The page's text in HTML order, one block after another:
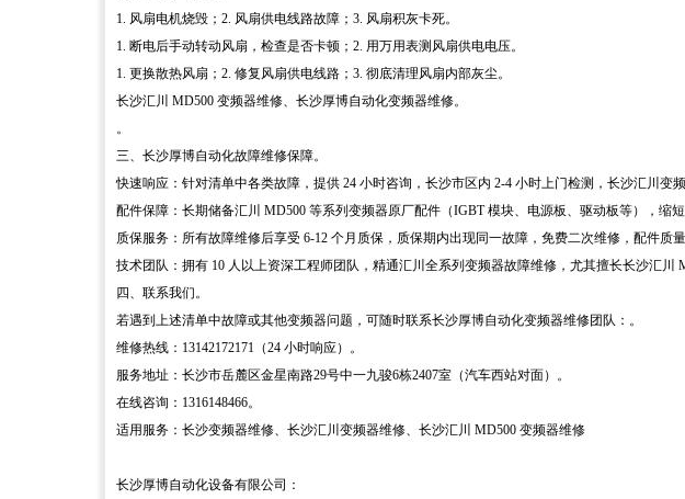
1. 风扇电机烧毁；2. 风扇供电线路故障；3. 风扇积灰卡死。
1. 断电后手动转动风扇，检查是否卡顿；2. 用万用表测风扇供电电压。
1. 更换散热风扇；2. 修复风扇供电线路；3. 彻底清理风扇内部灰尘。
长沙汇川 MD500 变频器维修、长沙厚博自动化变频器维修。
。
三、长沙厚博自动化故障维修保障。
快速响应：针对清单中各类故障，提供 24 小时咨询，长沙市区内 2-4 小时上门检测，长沙汇川变
配件保障：长期储备汇川 MD500 等系列变频器原厂配件（IGBT 模块、电源板、驱动板等），缩短
质保服务：所有故障维修后享受 6-12 个月质保，质保期内出现同一故障，免费二次维修，配件质
技术团队：拥有 10 人以上资深工程师团队，精通汇川全系列变频器故障维修，尤其擅长长沙汇川
四、联系我们。
若遇到上述清单中故障或其他变频器问题，可随时联系长沙厚博自动化变频器维修团队：。
维修热线：13142172171（24 小时响应）。
服务地址：长沙市岳麓区金星南路29号中一九骏6栋2407室（汽车西站对面）。
在线咨询：1316148466。
适用服务：长沙变频器维修、长沙汇川变频器维修、长沙汇川 MD500 变频器维修
长沙厚博自动化设备有限公司：